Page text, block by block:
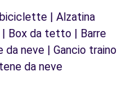
| Alzatina
Box da tetto | Barre
neve | Gancio traino
da neve